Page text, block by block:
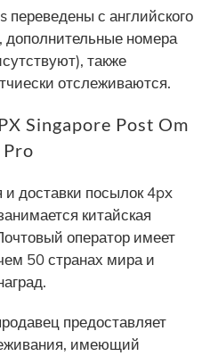
переведены с английского
дополнительные номера
также
отслеживаются.
Singapore Post Om
Pro
доставки посылок 4px
китайская
оператор имеет
50 странах мира и
предоставляет
имеющий